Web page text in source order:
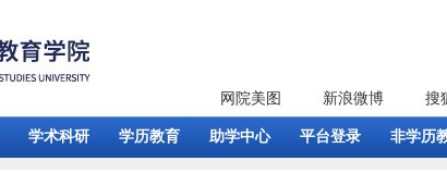
网院美图 新浪微博 搜
学术科研 学历教育 助学中心 平台登录 非学历